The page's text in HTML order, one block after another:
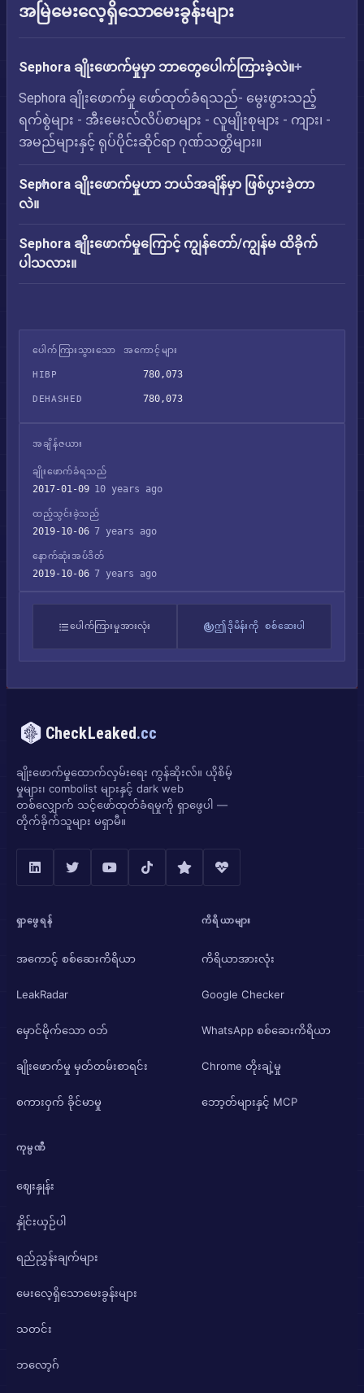
အမြဲမေးလေ့ရှိသောမေးခွန်းများ
Sephora ချိုးဖောက်မှုမှာ ဘာတွေပေါက်ကြားခဲ့လဲ။
Sephora ချိုးဖောက်မှု ဖော်ထုတ်ခံရသည်- မွေးဖွားသည့်
ရက်စွဲများ - အီးမေးလ်လိပ်စာများ - လူမျိုးစုများ - ကျား၊ -
အမည်များနှင့် ရုပ်ပိုင်းဆိုင်ရာ ဂုဏ်သတ္တိများ။
Sephora ချိုးဖောက်မှုဟာ ဘယ်အချိန်မှာ ဖြစ်ပွားခဲ့တာ
လဲ။
Sephora ချိုးဖောက်မှုကြောင့် ကျွန်တော်/ကျွန်မ ထိခိုက်
ပါသလား။
ပေါက်ကြားသွားသော အကောင့်များ
HIBP 780,073
DEHASHED 780,073
အချိန်ဇယား
ချိုးဖောက်ခံရသည်
2017-01-09 10 years ago
ထည့်သွင်းခဲ့သည်
2019-10-06 7 years ago
နောက်ဆုံးအပ်ဒိတ်
2019-10-06 7 years ago
ပေါက်ကြားမှုအားလုံး ဤဒိုမိန်းကို စစ်ဆေးပါ
CheckLeaked.cc
ချိုးဖောက်မှုထောက်လှမ်းရေး ကွန်ဆိုးလ်။ ယိုစိမ့်
မှုများ၊ combolist များနှင့် dark web
တစ်လျှောက် သင့်ဖော်ထုတ်ခံရမှုကို ရှာဖွေပါ —
တိုက်ခိုက်သူများ မရှာမီ။
ရှာဖွေရန်
အကောင့် စစ်ဆေးကိရိယာ
LeakRadar
မှောင်မိုက်သော ဝဘ်
ချိုးဖောက်မှု မှတ်တမ်းစာရင်း
စကားဝှက် ခိုင်မာမှု
ကိရိယာများ
ကိရိယာအားလုံး
Google Checker
WhatsApp စစ်ဆေးကိရိယာ
Chrome တိုးချဲ့မှု
ဘော့တ်များနှင့် MCP
ကုမ္ပဏီ
ဈေးနှုန်း
နှိုင်းယှဉ်ပါ
ရည်ညွှန်းချက်များ
မေးလေ့ရှိသောမေးခွန်းများ
သတင်း
ဘလော့ဂ်